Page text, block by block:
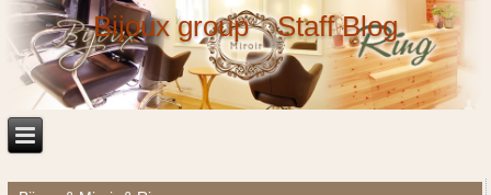
Bijoux group Staff Blog